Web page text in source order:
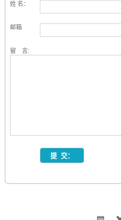
姓 名：
邮箱
留 言: